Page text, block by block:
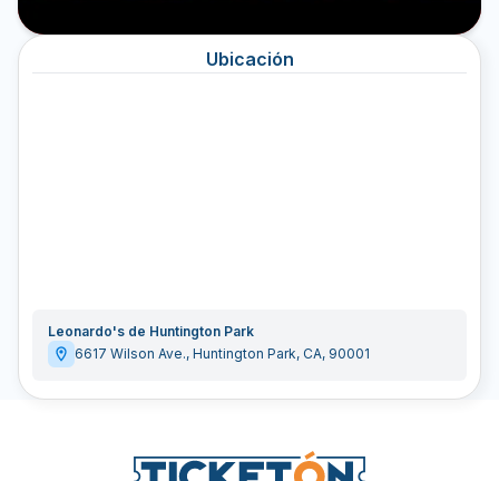
Ubicación
Leonardo's de Huntington Park
6617 Wilson Ave., Huntington Park, CA, 90001